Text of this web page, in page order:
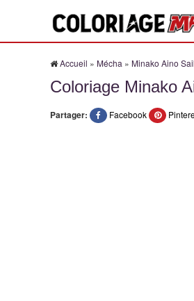
Accueil » Mécha » Minako Aino
Coloriage Minako
Partager: Facebook